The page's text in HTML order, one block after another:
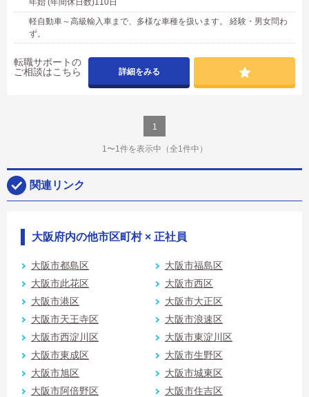
年始 (年間休日数)110日
軽自動車～高級輸入車まで、多様な車種を扱います。 経験・男女問わ
ず。
転職サポートの
ご相談はこちら
詳細をみる
1
1〜1件を表示中 （全1件中）
関連リンク
大阪府内の他市区町村 × 正社員
大阪市都島区
大阪市福島区
大阪市此花区
大阪市西区
大阪市港区
大阪市大正区
大阪市天王寺区
大阪市浪速区
大阪市西淀川区
大阪市東淀川区
大阪市東成区
大阪市生野区
大阪市旭区
大阪市城東区
大阪市阿倍野区
大阪市住吉区